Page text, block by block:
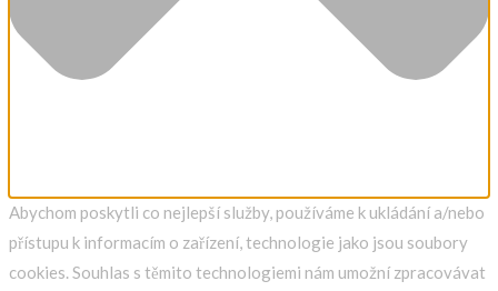
Abychom poskytli co nejlepší služby, používáme k ukládání a/nebo
přístupu k informacím o zařízení, technologie jako jsou soubory
cookies. Souhlas s těmito technologiemi nám umožní zpracovávat